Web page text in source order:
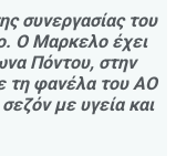
συνεργασίας του
Ο Μαρκελο έχει
Πόντου, στην
τη φανέλα του ΑΟ
με υγεία και